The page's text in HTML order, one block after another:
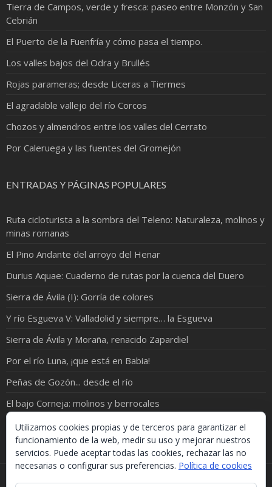
Tierra de Campos, verde y fresca: paseo entre Monzón y San
Cebrián
El Puerto de la Fuenfría y cómo pasa el tiempo.
Los valles bajos del Odra y Brullés
Rojas parameras; desde Liceras a Tiermes
El agradable vallejo del río Corcos
Chozos y almendros entre los valles del Cerrato
Por Caleruega y las fuentes del Gromejón
ENTRADAS Y PÁGINAS POPULARES
Ruta cicloturista a la sombra del Teleno: Naturaleza, molinos y
minas romanas
El Pino Andante del arroyo del Henar
Durius Aquae: Cuaderno de rutas por la cuenca del Duero
Sierra de Ávila (I): Gorría de colores
Y río Esgueva V: Valladolid y siempre… la Esgueva
Sierra de Ávila y Moraña, renacido Zapardiel
Por el río Luna, ¡que está en Babia!
Peñas de Gozón... desde el río
El bajo Corneja: molinos y berrocales
Río Pirón: de Samboal a Peñacarrasquilla
Si necesitas algo de este blog puedes cogerlo, lo único
Utilizamos cookies propias y de terceros para garantizar el
funcionamiento de la web, medir su uso y mejorar nuestros
servicios. Puede aceptar todas las cookies, rechazar las no
necesarias o configurar sus preferencias. Política de cookies